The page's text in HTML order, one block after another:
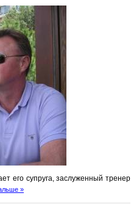
его супруга, заслуженный тренер
»